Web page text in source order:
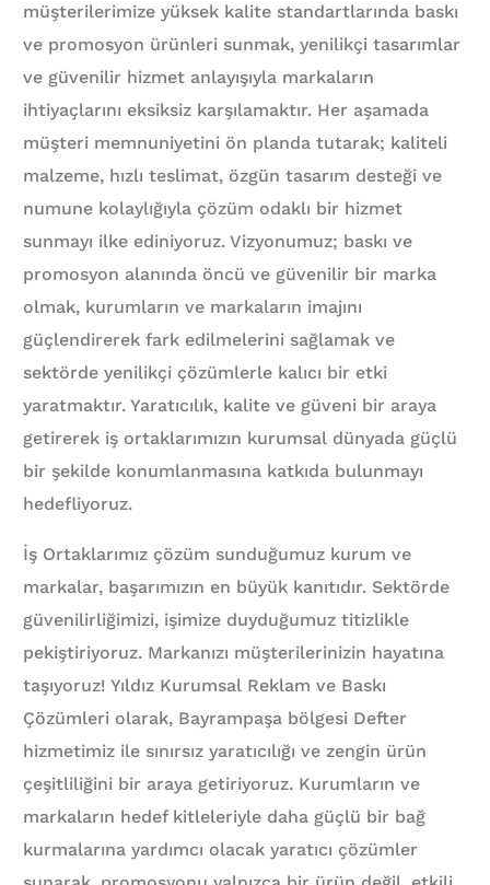
müşterilerimize yüksek kalite standartlarında baskı
ve promosyon ürünleri sunmak, yenilikçi tasarımlar
ve güvenilir hizmet anlayışıyla markaların
ihtiyaçlarını eksiksiz karşılamaktır. Her aşamada
müşteri memnuniyetini ön planda tutarak; kaliteli
malzeme, hızlı teslimat, özgün tasarım desteği ve
numune kolaylığıyla çözüm odaklı bir hizmet
sunmayı ilke ediniyoruz. Vizyonumuz; baskı ve
promosyon alanında öncü ve güvenilir bir marka
olmak, kurumların ve markaların imajını
güçlendirerek fark edilmelerini sağlamak ve
sektörde yenilikçi çözümlerle kalıcı bir etki
yaratmaktır. Yaratıcılık, kalite ve güveni bir araya
getirerek iş ortaklarımızın kurumsal dünyada güçlü
bir şekilde konumlanmasına katkıda bulunmayı
hedefliyoruz.
İş Ortaklarımız çözüm sunduğumuz kurum ve
markalar, başarımızın en büyük kanıtıdır. Sektörde
güvenilirliğimizi, işimize duyduğumuz titizlikle
pekiştiriyoruz. Markanızı müşterilerinizin hayatına
taşıyoruz! Yıldız Kurumsal Reklam ve Baskı
Çözümleri olarak, Bayrampaşa bölgesi Defter
hizmetimiz ile sınırsız yaratıcılığı ve zengin ürün
çeşitliliğini bir araya getiriyoruz. Kurumların ve
markaların hedef kitleleriyle daha güçlü bir bağ
kurmalarına yardımcı olacak yaratıcı çözümler